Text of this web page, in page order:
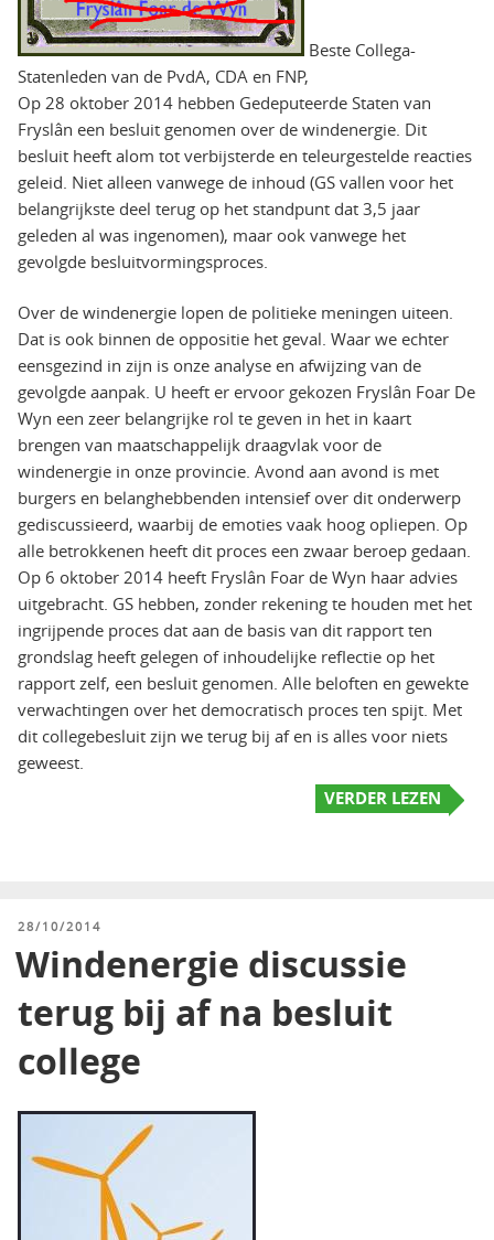
Beste Collega-
Statenleden van de PvdA, CDA en FNP,
Op 28 oktober 2014 hebben Gedeputeerde Staten van
Fryslân een besluit genomen over de windenergie. Dit
besluit heeft alom tot verbijsterde en teleurgestelde reacties
geleid. Niet alleen vanwege de inhoud (GS vallen voor het
belangrijkste deel terug op het standpunt dat 3,5 jaar
geleden al was ingenomen), maar ook vanwege het
gevolgde besluitvormingsproces.
Over de windenergie lopen de politieke meningen uiteen.
Dat is ook binnen de oppositie het geval. Waar we echter
eensgezind in zijn is onze analyse en afwijzing van de
gevolgde aanpak. U heeft er ervoor gekozen Fryslân Foar De
Wyn een zeer belangrijke rol te geven in het in kaart
brengen van maatschappelijk draagvlak voor de
windenergie in onze provincie. Avond aan avond is met
burgers en belanghebbenden intensief over dit onderwerp
gediscussieerd, waarbij de emoties vaak hoog opliepen. Op
alle betrokkenen heeft dit proces een zwaar beroep gedaan.
Op 6 oktober 2014 heeft Fryslân Foar de Wyn haar advies
uitgebracht. GS hebben, zonder rekening te houden met het
ingrijpende proces dat aan de basis van dit rapport ten
grondslag heeft gelegen of inhoudelijke reflectie op het
rapport zelf, een besluit genomen. Alle beloften en gewekte
verwachtingen over het democratisch proces ten spijt. Met
dit collegebesluit zijn we terug bij af en is alles voor niets
geweest.
VERDER LEZEN
GEPLAATST
28/10/2014
Windenergie discussie
terug bij af na besluit
college